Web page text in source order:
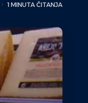
1 MINUTA ČITANJA